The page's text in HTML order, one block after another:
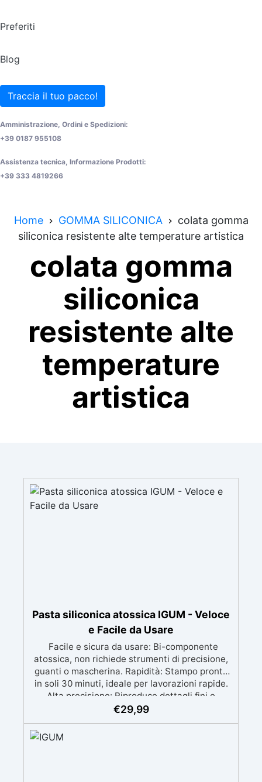
Preferiti
Blog
Traccia il tuo pacco!
Amministrazione, Ordini e Spedizioni:
+39 0187 955108
Assistenza tecnica, Informazione Prodotti:
+39 333 4819266
Home GOMMA SILICONICA
colata gomma
siliconica resistente alte temperature artistica
colata gomma
siliconica
resistente alte
temperature
artistica
Pasta siliconica atossica IGUM - Veloce
e Facile da Usare
Facile e sicura da usare: Bi-componente
atossica, non richiede strumenti di precisione,
guanti o mascherina. Rapidità: Stampo pronto
in soli 30 minuti, ideale per lavorazioni rapide.
Alta precisione: Riproduce dettagli fini e
complessi con un risultato professionale.
metallo a basso punto di fusione, sapone e
cemento. Resistente e durevole: Consente oltre
€29,99